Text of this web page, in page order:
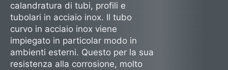
calandratura di tubi, profili e
tubolari in acciaio inox. Il tubo
curvo in acciaio inox viene
impiegato in particolar modo in
ambienti esterni. Questo per la sua
resistenza alla corrosione, molto